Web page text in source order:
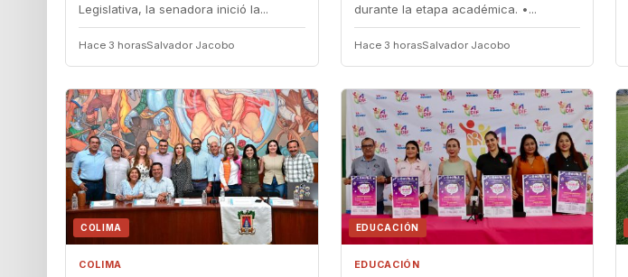
Legislativa, la senadora inició la...
Hace 3 horasSalvador Jacobo
durante la etapa académica. •...
Hace 3 horasSalvador Jacobo
COLIMA
COLIMA
EDUCACIÓN
EDUCACIÓN